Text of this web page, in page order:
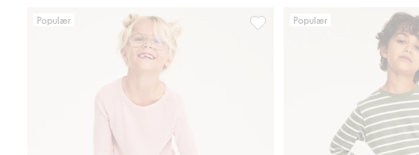
Populær
Fleecebukse Kaxs, Legg til i
Populær